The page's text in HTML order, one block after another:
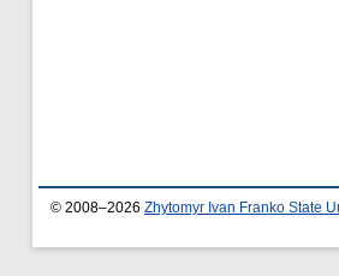
© 2008–2026 Zhytomyr Ivan Franko State